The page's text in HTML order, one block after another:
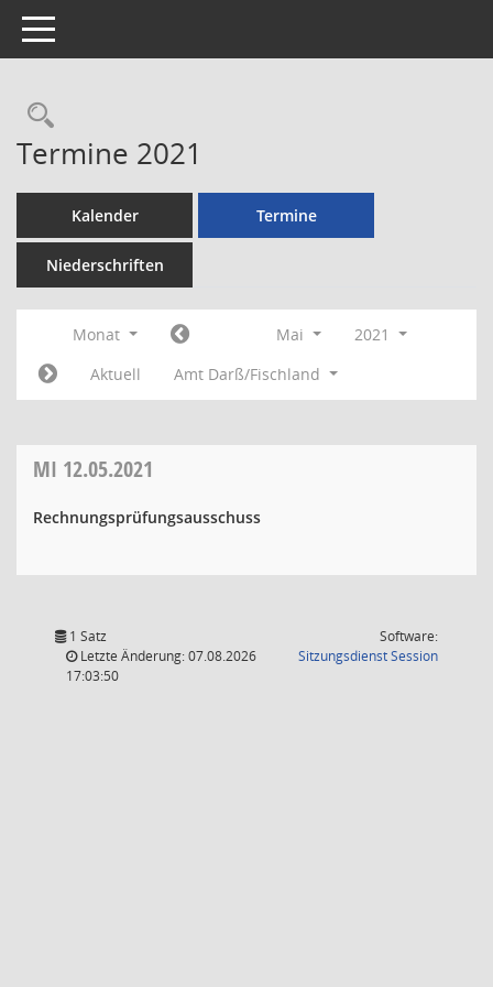
Toggle navigation
Rechercheauswahl
Termine 2021
Kalender Termine
Niederschriften
Monat Mai
2021
Aktuell
Amt Darß/Fischland
MI 12.05.2021
Rechnungsprüfungsausschuss
1 Satz
Letzte Änderung: 07.08.2026
17:03:50
Software:
SitzungsdienstSession(Wird in